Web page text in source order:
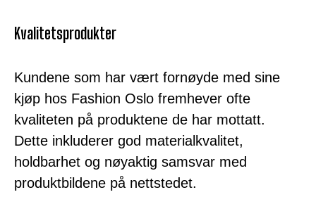
Kvalitetsprodukter
Kundene som har vært fornøyde med sine
kjøp hos Fashion Oslo fremhever ofte
kvaliteten på produktene de har mottatt.
Dette inkluderer god materialkvalitet,
holdbarhet og nøyaktig samsvar med
produktbildene på nettstedet.